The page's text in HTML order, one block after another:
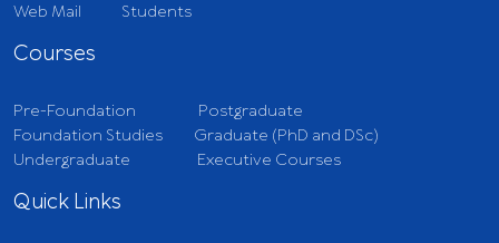
Web Mail
Students
Courses
Pre-Foundation
Postgraduate
Foundation Studies
Graduate (PhD and DSc)
Undergraduate
Executive Courses
Quick Links